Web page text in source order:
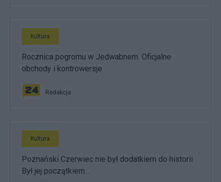
Kultura
Rocznica pogromu w Jedwabnem. Oficjalne
obchody i kontrowersje
Redakcja
Kultura
Poznański Czerwiec nie był dodatkiem do historii.
Był jej początkiem…